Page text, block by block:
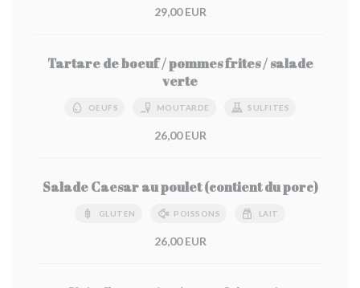
29,00 EUR
Tartare de boeuf / pommes frites / salade
verte
OEUFS MOUTARDE SULFITES
26,00 EUR
Salade Caesar au poulet (contient du porc)
GLUTEN POISSONS LAIT
26,00 EUR